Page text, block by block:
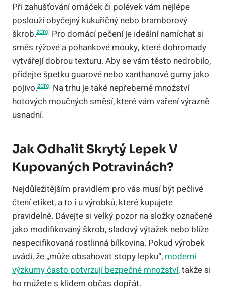
Při zahušťování omáček či polévek vám nejlépe
poslouží obyčejný kukuřičný nebo bramborový
škrob.zdroj Pro domácí pečení je ideální namíchat si
směs rýžové a pohankové mouky, které dohromady
vytvářejí dobrou texturu. Aby se vám těsto nedrobilo,
přidejte špetku guarové nebo xanthanové gumy jako
pojivo.zdroj Na trhu je také nepřeberné množství
hotových moučných směsí, které vám vaření výrazně
usnadní.
Jak Odhalit Skrytý Lepek V
Kupovaných Potravinách?
Nejdůležitějším pravidlem pro vás musí být pečlivé
čtení etiket, a to i u výrobků, které kupujete
pravidelně. Dávejte si velký pozor na složky označené
jako modifikovaný škrob, sladový výtažek nebo blíže
nespecifikovaná rostlinná bílkovina. Pokud výrobek
uvádí, že „může obsahovat stopy lepku“,moderní
výzkumy často potvrzují bezpečné množství, takže si
ho můžete s klidem občas dopřát.